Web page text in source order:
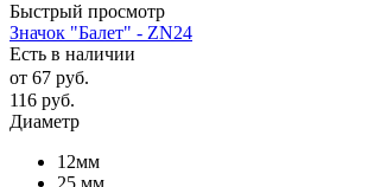
Быстрый просмотр
Значок "Балет" - ZN24
Есть в наличии
от 67 руб.
116 руб.
Диаметр
12мм